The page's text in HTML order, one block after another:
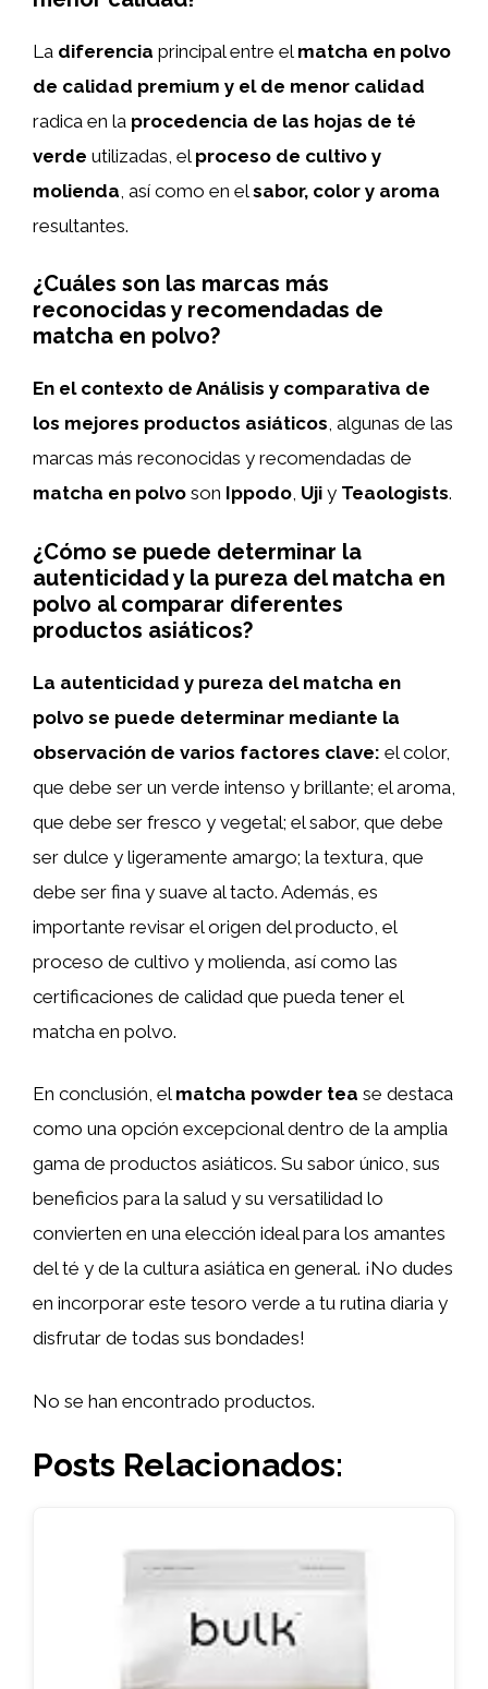
La diferencia principal entre el matcha en polvo
de calidad premium y el de menor calidad
radica en la procedencia de las hojas de té
verde utilizadas, el proceso de cultivo y
molienda , así como en elsabor, color y aroma
resultantes.
¿Cuáles son las marcas más
reconocidas y recomendadas de
matcha en polvo?
En el contexto de Análisis y comparativa de
los mejores productos asiáticos, algunas de las
marcas más reconocidas y recomendadas de
matcha en polvo son Ippodo, Uji y Teaologists.
¿Cómo se puede determinar la
autenticidad y la pureza del matcha en
polvo al comparar diferentes
productos asiáticos?
La autenticidad y pureza del matcha en
polvo se puede determinar mediante la
observación de varios factores clave: el color,
que debe ser un verde intenso y brillante; el aroma,
que debe ser fresco y vegetal; el sabor, que debe
ser dulce y ligeramente amargo; la textura, que
debe ser fina y suave al tacto. Además, es
importante revisar el origen del producto, el
proceso de cultivo y molienda, así como las
certificaciones de calidad que pueda tener el
matcha en polvo.
En conclusión, el matcha powder tea se destaca
como una opción excepcional dentro de la amplia
gama de productos asiáticos. Su sabor único, sus
beneficios para la salud y su versatilidad lo
convierten en una elección ideal para los amantes
del té y de la cultura asiática en general. ¡No dudes
en incorporar este tesoro verde a tu rutina diaria y
disfrutar de todas sus bondades!
No se han encontrado productos.
Posts Relacionados: